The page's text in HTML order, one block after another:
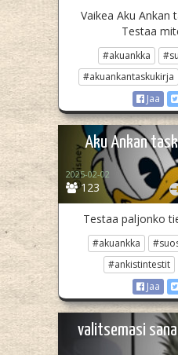
Vaikea Aku Ankan
Testaa
#akuankka
#akuankantaskukirja
Jaa
Aku Ankan
123
2025-02-02
Testaa paljonko
#akuankka
#ankistintestit
Jaa
valitsemasi